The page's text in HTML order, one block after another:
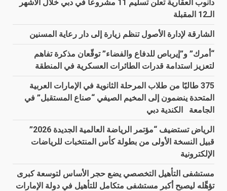
دانوب العقارية تعلن تسليم 11 مشروعاً في دبي خلال الأشهر
الـ12 المقبلة
الشارقة لإدارة الأصول تنظم زيارة إلى دار رعاية المسنين
“أمرك” و”إيرباص للدفاع والفضاء” توقّعان مذكرة تفاهم
لتعزيز استدامة قدرات الطائرات العسكرية في المنطقة
375 طالبًا من طلاب المرحلة الثانوية في الإمارات العربية
المتحدة ينضمون إلى المخيم الصيفي “صناع المستقبل” في
الجامعة الكندية دبي
الرياض تستضيف “مؤتمر الرياضة العالمية الجديدة 2026”
قبيل النسخة الأولى من بطولة كأس المنتخبات للرياضات
الإلكترونية
مستشفى التأهيل التخصصي يضع حجر الأساس لتوسعة كبرى
تؤهِّله ليصبح أكبر مستشفى متكامل للتأهيل في دولة الإمارات